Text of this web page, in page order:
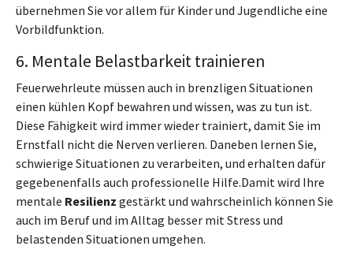
übernehmen Sie vor allem für Kinder und Jugendliche eine
Vorbildfunktion.
6. Mentale Belastbarkeit trainieren
Feuerwehrleute müssen auch in brenzligen Situationen
einen kühlen Kopf bewahren und wissen, was zu tun ist.
Diese Fähigkeit wird immer wieder trainiert, damit Sie im
Ernstfall nicht die Nerven verlieren. Daneben lernen Sie,
schwierige Situationen zu verarbeiten, und erhalten dafür
gegebenenfalls auch professionelle Hilfe.Damit wird Ihre
mentale Resilienz gestärkt und wahrscheinlich können Sie
auch im Beruf und im Alltag besser mit Stress und
belastenden Situationen umgehen.